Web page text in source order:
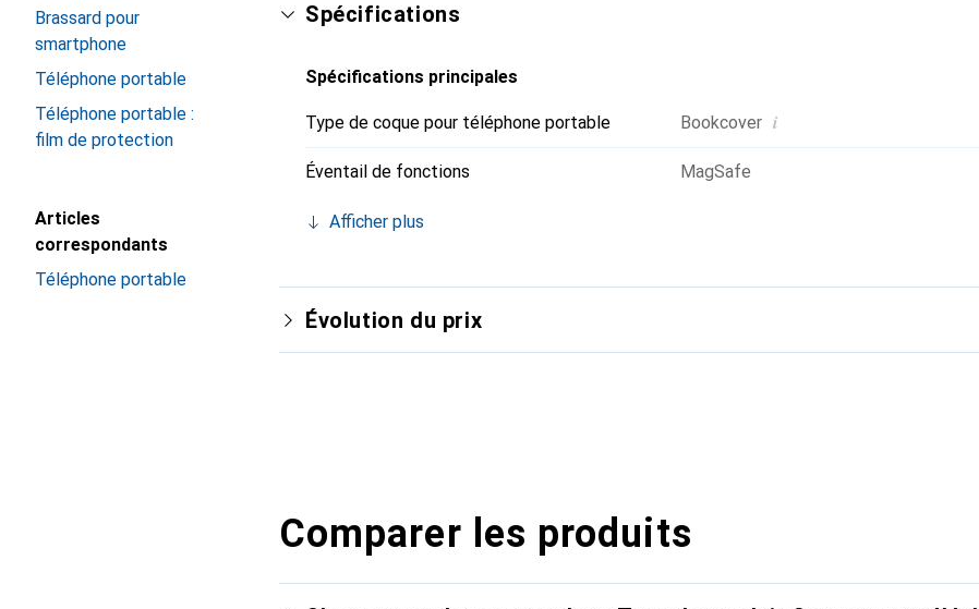
Brassard pour
smartphone
Téléphone portable
Téléphone portable :
film de protection
Articles
correspondants
Téléphone portable
Spécifications
Spécifications principales
Type de coque pour téléphone portable Bookcover i
Éventail de fonctions MagSafe
Afficher plus
Évolution du prix
Comparer les produits